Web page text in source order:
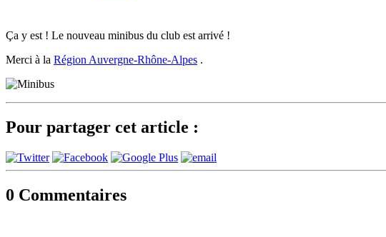
Ça y est ! Le nouveau minibus du club est arrivé !
Merci à la Région Auvergne-Rhône-Alpes .
Pour partager cet article :
0 Commentaires